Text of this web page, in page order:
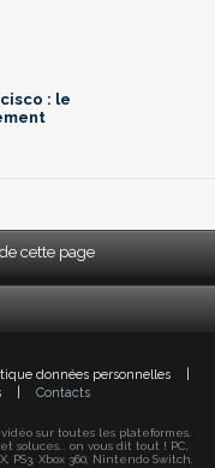
: le
cette page
données personnelles
Contacts
sur toutes les plateformes.
soluces... on vous dit tout ! PC,
PS3, Xbox 360, Nintendo Switch,